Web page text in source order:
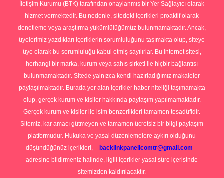
İletişim Kurumu (BTK) tarafından onaylanmış bir Yer Sağlayıcı olarak
hizmet vermektedir. Bu nedenle, sitedeki içerikleri proaktif olarak
denetleme veya araştırma yükümlülüğümüz bulunmamaktadır. Ancak,
üyelerimiz yazdıkları içeriklerin sorumluluğunu taşımakta olup, siteye
üye olarak bu sorumluluğu kabul etmiş sayılırlar. Bu internet sitesi,
herhangi bir marka, kurum veya şahıs şirketi ile hiçbir bağlantısı
bulunmamaktadır. Sitede yalnızca kendi hazırladığımız makaleler
paylaşılmaktadır. Burada yer alan içerikler haber niteliği taşımamakta
olup, gerçek kurum ve kişiler hakkında paylaşım yapılmamaktadır.
Gerçek kurum ve kişiler ile isim benzerlikleri tamamen tesadüfidir.
Sitemiz, kar amacı gütmeyen ve tamamen ücretsiz bir bilgi paylaşım
platformudur. Hukuka ve yasal düzenlemelere aykırı olduğunu
düşündüğünüz içerikleri,
backlinkpanelicomtr@gmail.com
adresine bildirmeniz halinde, ilgili içerikler yasal süre içerisinde
sitemizden kaldırılacaktır.